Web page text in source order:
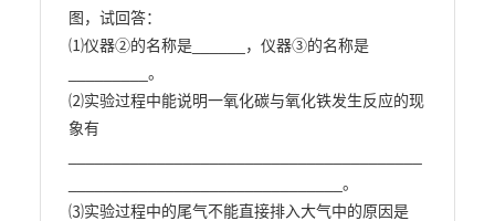
图，试回答：
⑴仪器②的名称是______，仪器③的名称是
_________。
⑵实验过程中能说明一氧化碳与氧化铁发生反应的现
象有
_______________________________。
⑶实验过程中的尾气不能直接排入大气中的原因是